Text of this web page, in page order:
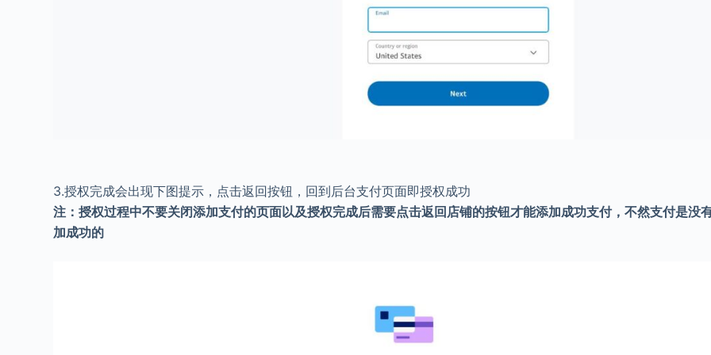
3.授权完成会出现下图提示，点击返回按钮，回到后台支付页面即授权成功
注：授权过程中不要关闭添加支付的页面以及授权完成后需要点击返回店铺的按钮才能添加成功支付，不然支付是没
加成功的